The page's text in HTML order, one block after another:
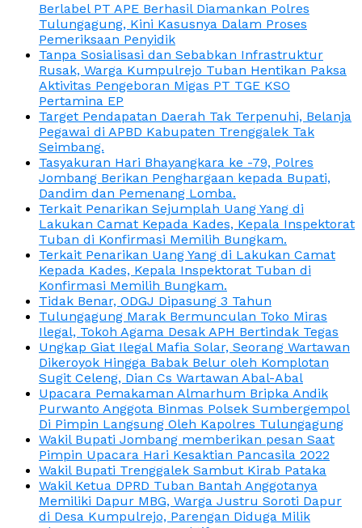
Berlabel PT APE Berhasil Diamankan Polres
Tulungagung, Kini Kasusnya Dalam Proses
Pemeriksaan Penyidik
Tanpa Sosialisasi dan Sebabkan Infrastruktur
Rusak, Warga Kumpulrejo Tuban Hentikan Paksa
Aktivitas Pengeboran Migas PT TGE KSO
Pertamina EP
Target Pendapatan Daerah Tak Terpenuhi, Belanja
Pegawai di APBD Kabupaten Trenggalek Tak
Seimbang.
Tasyakuran Hari Bhayangkara ke -79, Polres
Jombang Berikan Penghargaan kepada Bupati,
Dandim dan Pemenang Lomba.
Terkait Penarikan Sejumplah Uang Yang di
Lakukan Camat Kepada Kades, Kepala Inspektorat
Tuban di Konfirmasi Memilih Bungkam.
Terkait Penarikan Uang Yang di Lakukan Camat
Kepada Kades, Kepala Inspektorat Tuban di
Konfirmasi Memilih Bungkam.
Tidak Benar, ODGJ Dipasung 3 Tahun
Tulungagung Marak Bermunculan Toko Miras
Ilegal, Tokoh Agama Desak APH Bertindak Tegas
Ungkap Giat Ilegal Mafia Solar, Seorang Wartawan
Dikeroyok Hingga Babak Belur oleh Komplotan
Sugit Celeng, Dian Cs Wartawan Abal-Abal
Upacara Pemakaman Almarhum Bripka Andik
Purwanto Anggota Binmas Polsek Sumbergempol
Di Pimpin Langsung Oleh Kapolres Tulungagung
Wakil Bupati Jombang memberikan pesan Saat
Pimpin Upacara Hari Kesaktian Pancasila 2022
Wakil Bupati Trenggalek Sambut Kirab Pataka
Wakil Ketua DPRD Tuban Bantah Anggotanya
Memiliki Dapur MBG, Warga Justru Soroti Dapur
di Desa Kumpulrejo, Parengan Diduga Milik